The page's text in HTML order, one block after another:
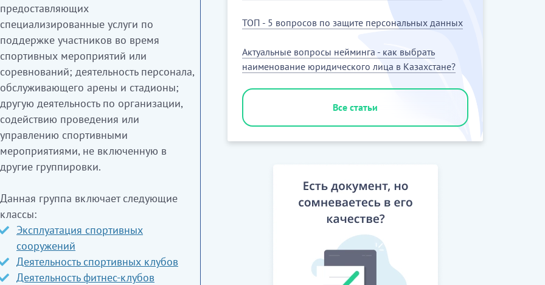
мен көрсету, концерттер, опера
шығарылымдар сияқты драмалық
және басқа да түрлері кірмейді.
предоставляющих
специализированные услуги по
поддержке участников во время
спортивных мероприятий или
соревнований; деятельность персонала,
обслуживающего арены и стадионы;
другую деятельность по организации,
содействию проведения или
управлению спортивными
мероприятиями, не включенную в
другие группировки.
Данная группа включает следующие
классы:
Эксплуатация спортивных
сооружений
Деятельность спортивных клубов
Деятельность фитнес-клубов
ТОП - 5 вопросов по защите персональных данных
Актуальные вопросы нейминга - как выбрать
наименование юридического лица в Казахстане?
Все статьи